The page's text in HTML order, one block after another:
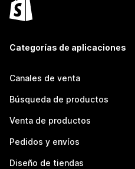
Categorías de aplicaciones
Canales de venta
Búsqueda de productos
Venta de productos
Pedidos y envíos
Diseño de tiendas